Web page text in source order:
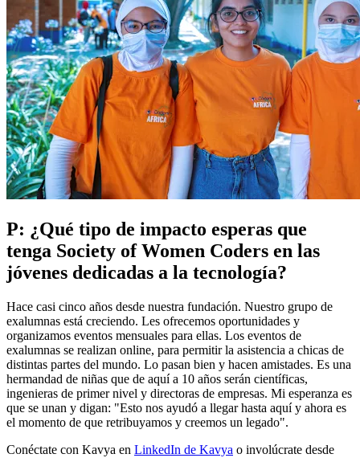
P: ¿Qué tipo de impacto esperas que
tenga Society of Women Coders en las
jóvenes dedicadas a la tecnología?
Hace casi cinco años desde nuestra fundación. Nuestro grupo de
exalumnas está creciendo. Les ofrecemos oportunidades y
organizamos eventos mensuales para ellas. Los eventos de
exalumnas se realizan online, para permitir la asistencia a chicas de
distintas partes del mundo. Lo pasan bien y hacen amistades. Es una
hermandad de niñas que de aquí a 10 años serán científicas,
ingenieras de primer nivel y directoras de empresas. Mi esperanza es
que se unan y digan: "Esto nos ayudó a llegar hasta aquí y ahora es
el momento de que retribuyamos y creemos un legado".
Conéctate con Kavya en LinkedIn de Kavya o involúcrate desde